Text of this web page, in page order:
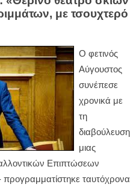
με τσουχτερό
Ο φετινός
Αύγουστος
συνέπεσε
χρονικά με
τη
διαβούλευση
μιας
Επιπτώσεων
ταυτόχρονα